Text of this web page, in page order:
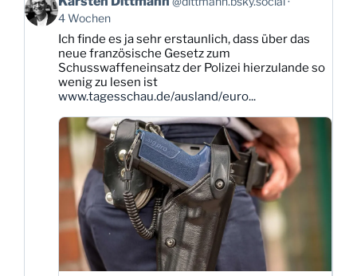
von
Karsten
Dittmann
Bluesky
ansehen
4 Wochen
Ich finde es ja sehr erstaunlich, dass über das
neue französische Gesetz zum
Schusswaffeneinsatz der Polizei hierzulande so
wenig zu lesen ist
www.tagesschau.de/ausland/euro...